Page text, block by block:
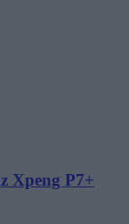
Xpeng P7+